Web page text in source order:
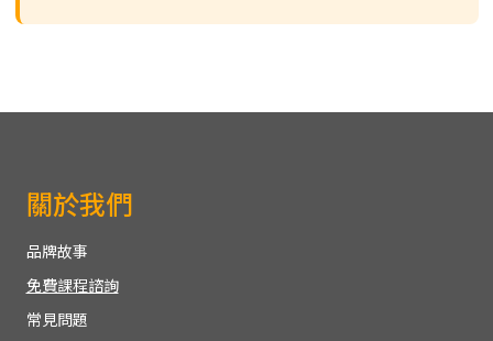
關於我們
品牌故事
免費課程諮詢
常見問題